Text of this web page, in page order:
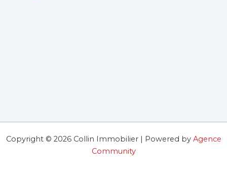
Copyright © 2026 Collin Immobilier | Powered by Agence
Community